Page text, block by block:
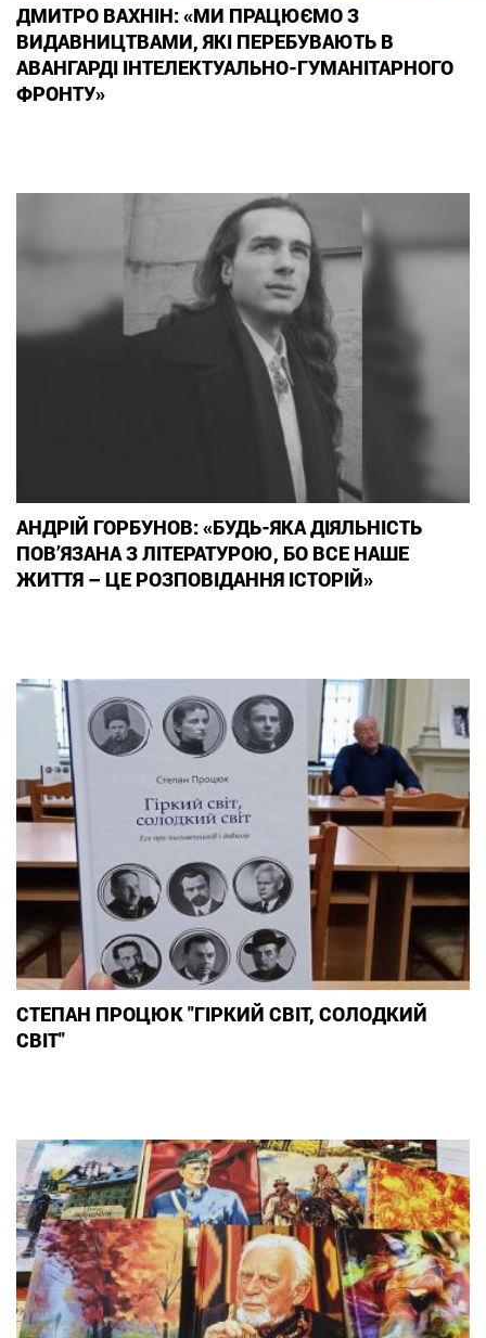
ДМИТРО ВАХНІН: «МИ ПРАЦЮЄМО З
ВИДАВНИЦТВАМИ, ЯКІ ПЕРЕБУВАЮТЬ В
АВАНГАРДІ ІНТЕЛЕКТУАЛЬНО-ГУМАНІТАРНОГО
ФРОНТУ»
АНДРІЙ ГОРБУНОВ: «БУДЬ-ЯКА ДІЯЛЬНІСТЬ
ПОВ’ЯЗАНА З ЛІТЕРАТУРОЮ, БО ВСЕ НАШЕ
ЖИТТЯ – ЦЕ РОЗПОВІДАННЯ ІСТОРІЙ»
СТЕПАН ПРОЦЮК "ГІРКИЙ СВІТ, СОЛОДКИЙ
СВІТ"